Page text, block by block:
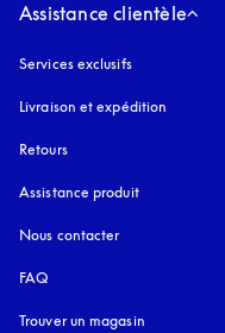
Assistance clientèle
Services exclusifs
Livraison et expédition
Retours
Assistance produit
Nous contacter
FAQ
Trouver un magasin